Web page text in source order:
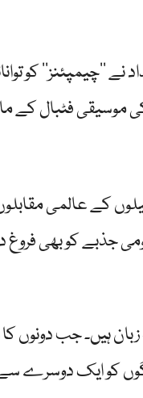
’’چیمپئنز‘‘ کو
موسیقی فٹبال
کے عالمی
جذبے کو بھی فروغ
ہیں۔ جب دونوں
کو ایک دوسرے